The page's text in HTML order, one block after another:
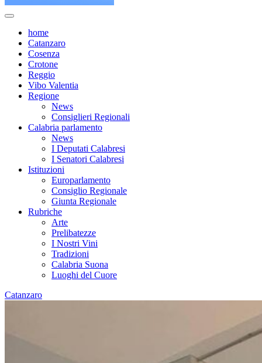
home
Catanzaro
Cosenza
Crotone
Reggio
Vibo Valentia
Regione
News
Consiglieri Regionali
Calabria parlamento
News
I Deputati Calabresi
I Senatori Calabresi
Istituzioni
Europarlamento
Consiglio Regionale
Giunta Regionale
Rubriche
Arte
Prelibatezze
I Nostri Vini
Tradizioni
Calabria Suona
Luoghi del Cuore
Catanzaro